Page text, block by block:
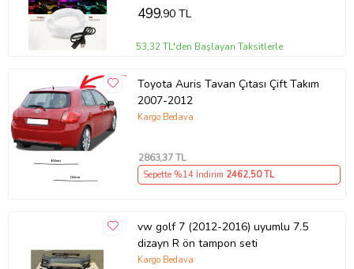
499,90 TL
53,32 TL'den Başlayan Taksitlerle
Toyota Auris Tavan Çıtası Çift Takım
2007-2012
Kargo Bedava
2863,37 TL
Sepette %14 İndirim 2462,50 TL
vw golf 7 (2012-2016) uyumlu 7.5
dizayn R ön tampon seti
Kargo Bedava